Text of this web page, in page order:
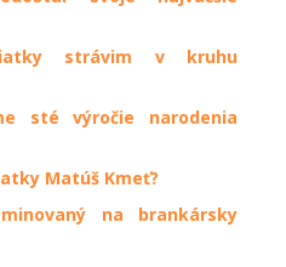
strávim v kruhu
sté výročie narodenia
Matúš Kmeť?
na brankársky